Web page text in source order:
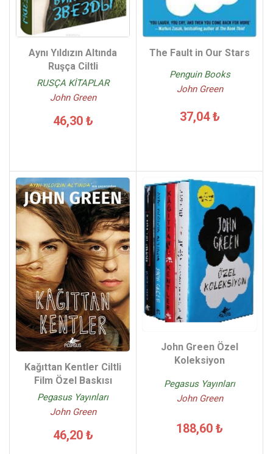
Aynı Yıldızın Altında
Ruşça Ciltli
RUSÇA KİTAPLAR
John Green
46,30 ₺
The Fault in Our Stars
Penguin Books
John Green
37,04 ₺
Kağıttan Kentler Ciltli
Film Özel Baskısı
Pegasus Yayınları
John Green
46,20 ₺
John Green Özel
Koleksiyon
Pegasus Yayınları
John Green
188,60 ₺